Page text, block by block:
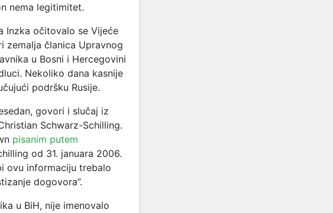
nema legitimitet.
Inzka očitovalo se Vijeće
zemalja članica Upravnog
u Bosni i Hercegovini
Nekoliko dana kasnije
podršku Rusije.
govori i slučaj iz
Schwarz-Schilling.
pisanim putem
od 31. januara 2006.
ovu informaciju trebalo
dogovora”.
u BiH, nije imenovalo